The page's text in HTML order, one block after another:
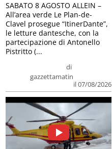
di
gazzettamatin
il 07/08/2026
SABATO 8 AGOSTO ALLEIN –
All’area verde Le Plan-de-
Clavel prosegue “ItinerDante”,
le letture dantesche, con la
partecipazione di Antonello
Pistritto (...